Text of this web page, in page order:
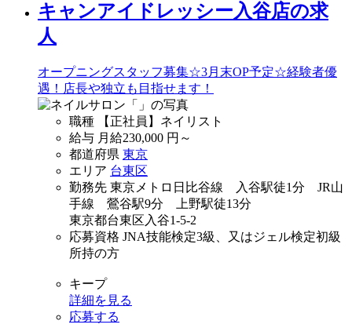
キャンアイドレッシー入谷店の求
人
オープニングスタッフ募集☆3月末OP予定☆経験者優
遇！店長や独立も目指せます！
職種
【正社員】ネイリスト
給与 月給230,000 円～
都道府県 東京
エリア 台東区
勤務先 東京メトロ日比谷線 入谷駅徒1分 JR山
手線 鶯谷駅9分 上野駅徒13分
東京都台東区入谷1-5-2
応募資格 JNA技能検定3級、又はジェル検定初級
所持の方
キープ
詳細を見る
応募する